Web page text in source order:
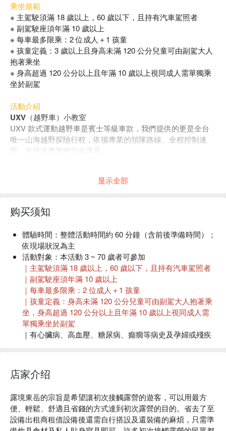
乘坐規範
※ 主駕駛須滿 18 歲以上，60 歲以下，且持有汽車駕照者
※ 副駕駛座須年滿 10 歲以上
※ 每車最多限乘：2 位成人＋1 孩童
※ 孩童定義：3 歲以上且身高未滿 120 公分兒童可由副駕大人
抱著乘坐
※ 身高超過 120 公分以上且年滿 10 歲以上視同成人需單獨乘
坐於副駕
活動介紹
UXV（越野車）小教室
UXV 款式運動越野車是賓士等級車款，我們提供的更是全台
唯一山海越野探險行程，依循專業的領隊路線、全程控制速
限，並提供專業的安全護具
显示全部
购买须知
體驗時間 ：整體活動時間約 60 分鐘（含前後準備時間）；
依現場狀況為主
活動對象： 本活動 3 ~ 70 歲者可參加
｜主駕駛須滿 18 歲以上，60 歲以下，且持有汽車駕照者
｜副駕駛座須年滿 10 歲以上
｜每車最多限乘：2 位成人＋1 孩童
｜孩童定義：身高未滿 120 公分兒童可由副駕大人抱著乘
坐，身高超過 120 公分以上且年滿 10 歲以上視同成人需
單獨乘坐於副駕
｜有心臟病、高血壓、糖尿病、癲癇等病史及孕婦或殘疾
文聽、說能力，因安全考量，無法接待不會中文的客人，
敬請見諒
交通方式｜自行開車：國道五號至蘇澳交流道後，往蘇澳
市區旁的蘇港路進入蘇花改，至東澳交流道下左轉直行經
過東澳橋後，左轉依山邊右行駛入營區（Google 地圖請搜
店家介绍
露境東岳的宗旨是希望讓初次接觸露營的遊客，可以用最方
便、輕鬆、舒適且省錢的方式達到初次露營的目的。省去了至
設備出租商租借設備後還需自行搭設及還裝備的麻煩，只需準